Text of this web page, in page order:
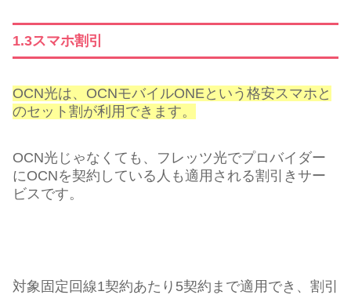
1.3スマホ割引
OCN光は、OCNモバイルONEという格安スマホと
のセット割が利用できます。
OCN光じゃなくても、フレッツ光でプロバイダー
にOCNを契約している人も適用される割引きサー
ビスです。
対象固定回線1契約あたり5契約まで適用でき、割引